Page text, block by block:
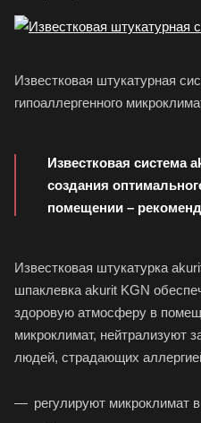
Известковая штукатурная
гипоаллергенного
Известковая система
создания
помещении –
Известковая штукатурка
шпаклевка akurit KGN
здоровую атмосферу в
микроклимат, нейтрализуют
людей, страдающих
регулируют микроклимат